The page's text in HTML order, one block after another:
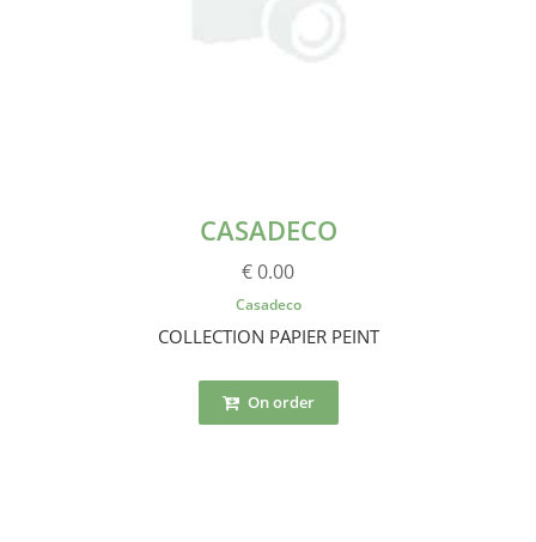
CASADECO
€ 0.00
Casadeco
COLLECTION PAPIER PEINT
On order